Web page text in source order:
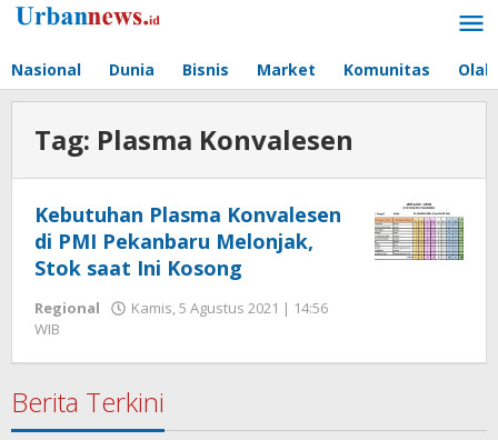
Lewati
Nasional Dunia Bisnis Market Komunitas
Tag: Plasma Konvalesen
Kebutuhan Plasma Konvalesen
di PMI Pekanbaru Melonjak,
Stok saat Ini Kosong
Regional
Kamis, 5 Agustus 2021 | 14:56
WIB
Seprihadi
Berita Terkini